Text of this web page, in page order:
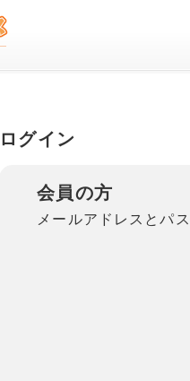
ログイン
会員の方
メールアドレスとパ